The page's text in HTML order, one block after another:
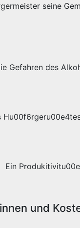
seine
Gefahren des
Ein
und